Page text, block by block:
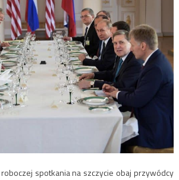
spotkania na szczycie obaj przywódcy